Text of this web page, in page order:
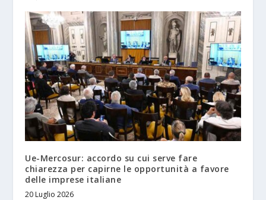
Ue-Mercosur: accordo su cui serve fare
chiarezza per capirne le opportunità a favore
delle imprese italiane
20 Luglio 2026